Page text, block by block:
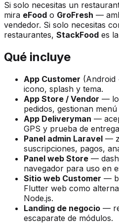
Si solo necesitas un
mira eFood o GroFresh —
vendedor. Si solo necesitas
restaurantes, StackFood es
Qué incluye
App Customer
icono, splash y tema.
App Store / Vendor —
pedidos, gestionan
App Deliveryman —
GPS y prueba de
Panel admin Laravel —
suscripciones, pagos,
Panel web Store —
navegador para uso en
Sitio web Customer —
Flutter web como
Node.js.
Landing de negocio —
escaparate de módulos.